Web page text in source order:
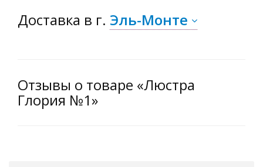
Доставка в г. Эль-Монте
Отзывы о товаре «Люстра
Глория №1»